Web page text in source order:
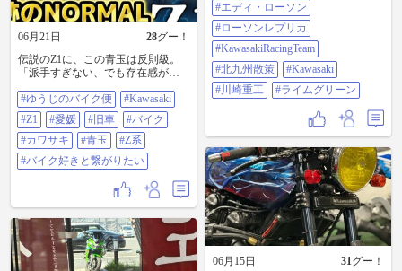
#エディ・ローソン
#ローソンレプリカ
#KawasakiRacingTeam
#北九州散策
#Kawasaki
#川崎重工
#ライムグリーン
06月21日 28グー！
伝説のZ1に、この青玉は反則級。
「派手すぎない、でも存在感があ
KAWASAKI Z1 青玉カラーをご紹
介！ 旧車好きも、Z好きも、バイク
好きもぜひ最後までご覧くださ
い！ 🎥動画はこちら
https://youtu.be/pspK1QNLmms?
si=YFC9ryT517O9NAKf #ゆうじの
バイク便 #Kawasaki #Z1 #愛媛 #旧
車 #バイク #カワサキ #青玉 #Z系 #
バイク好きと繋がりたい
#ゆうじのバイク便
#Kawasaki
#Z1
#愛媛 #旧車
#バイク
#カワサキ
#青玉
#Z系
#バイク好きと繋がりたい
06月15日 31グー！